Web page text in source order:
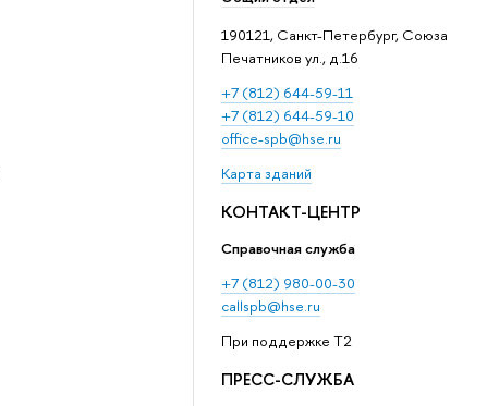
190121, Санкт-Петербург, Союза
Печатников ул., д.16
+7 (812) 644-59-11
+7 (812) 644-59-10
office-spb@hse.ru
Карта зданий
КОНТАКТ-ЦЕНТР
Справочная служба
+7 (812) 980-00-30
callspb@hse.ru
При поддержке T2
ПРЕСС-СЛУЖБА